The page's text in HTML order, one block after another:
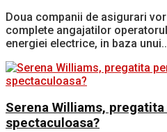
Doua companii de asigurari
complete angajatilor
energiei electrice, in baza
Serena Williams,
spectaculoasa?